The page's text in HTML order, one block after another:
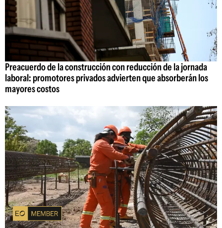
Preacuerdo de la construcción con reducción de la jornada
laboral: promotores privados advierten que absorberán los
mayores costos